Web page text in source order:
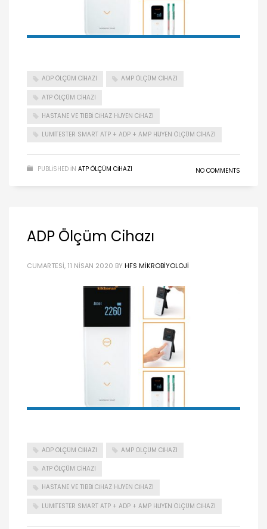
ADP ÖLÇÜM CIHAZI AMP ÖLÇÜM CIHAZI
ATP ÖLÇÜM CIHAZI
HASTANE VE TIBBI CIHAZ HIJYEN CIHAZI
LUMITESTER SMART ATP + ADP + AMP HIJYEN ÖLÇÜM CIHAZI
PUBLISHED IN ATP ÖLÇÜM CIHAZI NO COMMENTS
ADP Ölçüm Cihazı
CUMARTESI, 11 NISAN 2020 BY HFS MIKROBIYOLOJI
ADP ÖLÇÜM CIHAZI AMP ÖLÇÜM CIHAZI
ATP ÖLÇÜM CIHAZI
HASTANE VE TIBBI CIHAZ HIJYEN CIHAZI
LUMITESTER SMART ATP + ADP + AMP HIJYEN ÖLÇÜM CIHAZI